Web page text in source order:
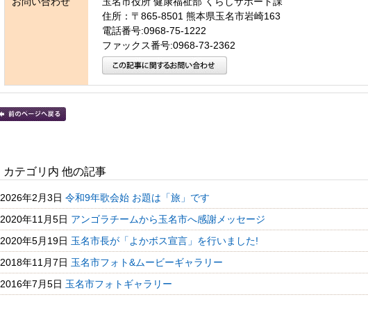
住所：〒865-8501 熊本県玉名市岩崎163
電話番号:0968-75-1222
ファックス番号:0968-73-2362
カテゴリ内 他の記事
2026年2月3日 令和9年歌会始 お題は「旅」です
2020年11月5日 アンゴラチームから玉名市へ感謝メッセージ
2020年5月19日 玉名市長が「よかボス宣言」を行いました!
2018年11月7日 玉名市フォト&ムービーギャラリー
2016年7月5日 玉名市フォトギャラリー